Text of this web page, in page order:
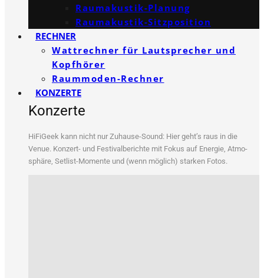
Raumakustik-Planung
Raumakustik-Sitzposition
RECHNER
Wattrechner für Lautsprecher und
Kopfhörer
Raummoden-Rechner
KONZERTE
Konzerte
HiFi­Ge­ek kann nicht nur Zuhau­se-Sound: Hier geht’s raus in die
Venue. Kon­zert- und Fes­ti­val­be­rich­te mit Fokus auf Ener­gie, Atmo­
sphä­re, Set­list-Momen­te und (wenn mög­lich) star­ken Fotos.